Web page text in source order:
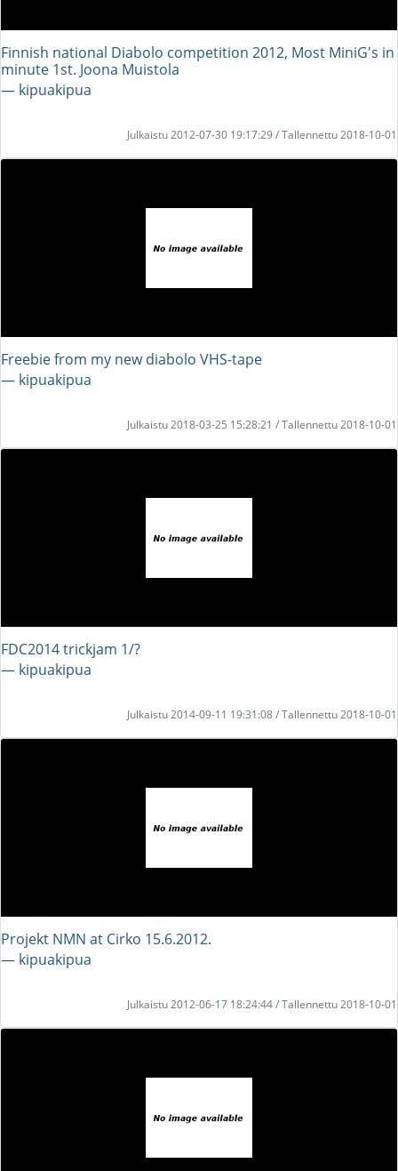
Finnish national Diabolo competition 2012, Most MiniG's in
minute 1st. Joona Muistola
― kipuakipua
Julkaistu 2012-07-30 19:17:29 / Tallennettu 2018-10-01
Freebie from my new diabolo VHS-tape
― kipuakipua
Julkaistu 2018-03-25 15:28:21 / Tallennettu 2018-10-01
FDC2014 trickjam 1/?
― kipuakipua
Julkaistu 2014-09-11 19:31:08 / Tallennettu 2018-10-01
Projekt NMN at Cirko 15.6.2012.
― kipuakipua
Julkaistu 2012-06-17 18:24:44 / Tallennettu 2018-10-01